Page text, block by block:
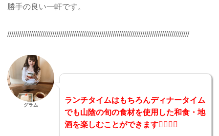
勝手の良い一軒です。
/////////////////////////////////////////////////////////////////////////////////////////////
グラム
ランチタイムはもちろんディナータイム
でも山陰の旬の食材を使用した和食・地
酒を楽しむことができます🙆‍♀️🙆‍♂️